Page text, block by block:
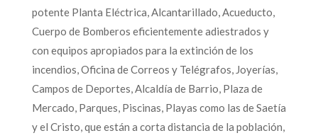
potente Planta Eléctrica, Alcantarillado, Acueducto,
Cuerpo de Bomberos eficientemente adiestrados y
con equipos apropiados para la extinción de los
incendios, Oficina de Correos y Telégrafos, Joyerías,
Campos de Deportes, Alcaldía de Barrio, Plaza de
Mercado, Parques, Piscinas, Playas como las de Saetía
y el Cristo, que están a corta distancia de la población,